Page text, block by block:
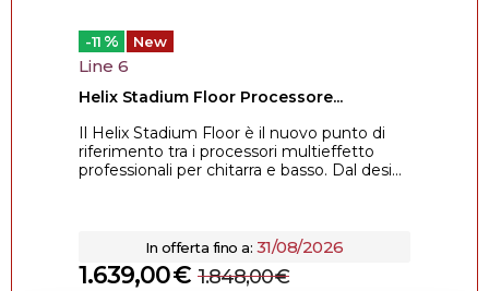
-11 % New
Line 6
Helix Stadium Floor Processore...
Il Helix Stadium Floor è il nuovo punto di
riferimento tra i processori multieffetto
professionali per chitarra e basso. Dal desi...
In offerta fino a: 31/08/2026
€
1.639,00 €
1.848,00